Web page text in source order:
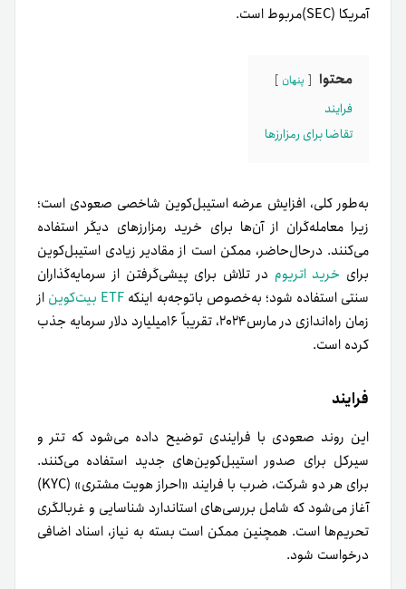
آمریکا (SEC)مربوط است.
محتوا پنهان
فرایند
تقاضا برای رمزارزها
به‌طور کلی، افزایش عرضه استیبل‌کوین شاخصی صعودی است؛
زیرا معامله‌گران از آن‌ها برای خرید رمزارزهای دیگر استفاده
می‌کنند. درحال‌حاضر، ممکن است از مقادیر زیادی استیبل‌کوین
برای خرید اتریوم در تلاش برای پیشی‌گرفتن از سرمایه‌گذاران
سنتی استفاده شود؛ به‌خصوص با‌توجه‌به اینکه ETF بیت‌کوین
از
زمان راه‌اندازی در مارس۲۰۲۴، تقریباً ۱۶میلیارد دلار سرمایه جذب
کرده‌ است.
فرایند
این روند صعودی با فرایندی توضیح داده می‌شود که تتر و
سیرکل برای صدور استیبل‌کوین‌های جدید استفاده می‌کنند.
برای هر دو شرکت، ضرب با فرایند «احراز هویت مشتری» (KYC)
آغاز می‌شود که شامل بررسی‌های استاندارد شناسایی و غربالگری
تحریم‌ها است. همچنین ممکن است بسته به نیاز، اسناد اضافی
درخواست شود.